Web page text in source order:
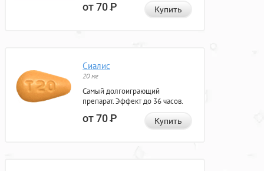
от 70Р Купить
Сиалис
20 мг
Самый долгоиграющий
препарат. Эффект до 36 часов.
от 70Р Купить